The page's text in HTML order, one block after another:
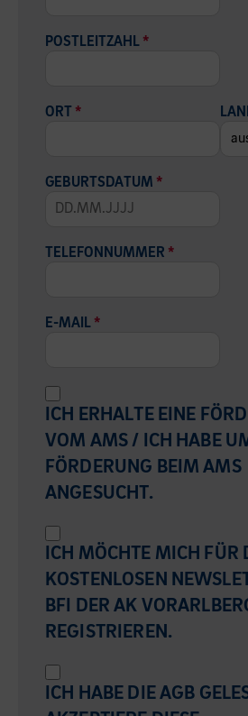
POSTLEITZAHL *
ORT *
GEBURTSDATUM *
TELEFONNUMMER *
E-MAIL *
ICH ERHALTE EINE
VOM AMS / ICH HABE
FÖRDERUNG BEIM AMS
ANGESUCHT.
ICH MÖCHTE MICH FÜR
KOSTENLOSEN
BFI DER AK
REGISTRIEREN.
ICH HABE DIEAGB